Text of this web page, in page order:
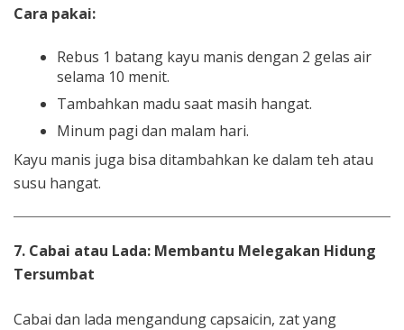
Cara pakai:
Rebus 1 batang kayu manis dengan 2 gelas air
selama 10 menit.
Tambahkan madu saat masih hangat.
Minum pagi dan malam hari.
Kayu manis juga bisa ditambahkan ke dalam teh atau
susu hangat.
7. Cabai atau Lada: Membantu Melegakan Hidung
Tersumbat
Cabai dan lada mengandung capsaicin, zat yang